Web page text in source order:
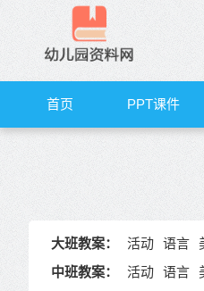
首页 PPT课件
大班教案： 活动 语言
中班教案：
活动 语言